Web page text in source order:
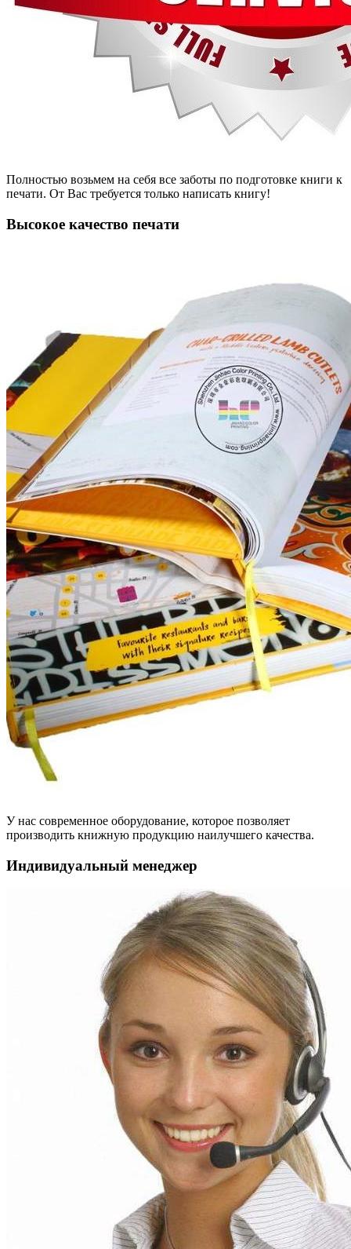
Полностью возьмем на себя все заботы по подготовке книги к
печати. От Вас требуется только написать книгу!
Высокое качество печати
У нас современное оборудование, которое позволяет
производить книжную продукцию наилучшего качества.
Индивидуальный менеджер